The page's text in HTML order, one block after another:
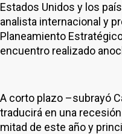
Estados Unidos y los
analista internacional y
Planeamiento
encuentro realizado
A corto plazo –subrayó
traducirá en una
mitad de este año y